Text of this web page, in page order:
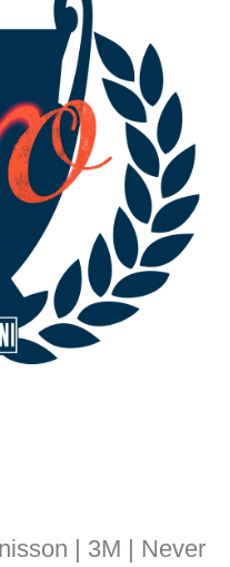
| 3M | Never